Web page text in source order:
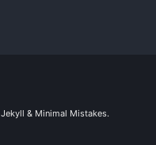
Jekyll & Minimal Mistakes.